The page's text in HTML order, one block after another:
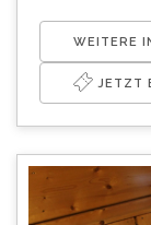
WEITERE
JETZT